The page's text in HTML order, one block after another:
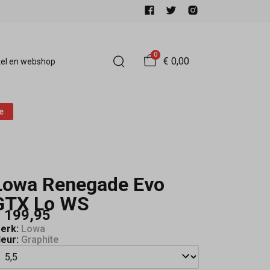
en webshop
0
€ 0,00
Renegade Evo
Lo WS
199,95
Lowa
Graphite